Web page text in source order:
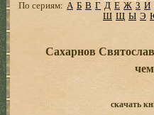
По сериям: А Б В Г Д Е Ж З И
Ш Щ Ы Э
Сахарнов
скачать